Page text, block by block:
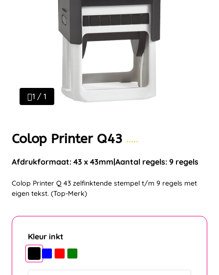
1 / 1
Colop Printer Q43
Afdrukformaat: 43 x 43mm Aantal regels: 9 regels
Colop Printer Q 43 zelfinktende stempel t/m 9 regels met
eigen tekst. (Top-Merk)
Kleur inkt